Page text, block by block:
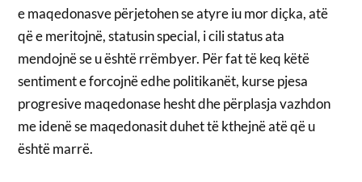
e maqedonasve përjetohen se atyre iu mor diçka, atë
që e meritojnë, statusin special, i cili status ata
mendojnë se u është rrëmbyer. Për fat të keq këtë
sentiment e forcojnë edhe politikanët, kurse pjesa
progresive maqedonase hesht dhe përplasja vazhdon
me idenë se maqedonasit duhet të kthejnë atë që u
është marrë.